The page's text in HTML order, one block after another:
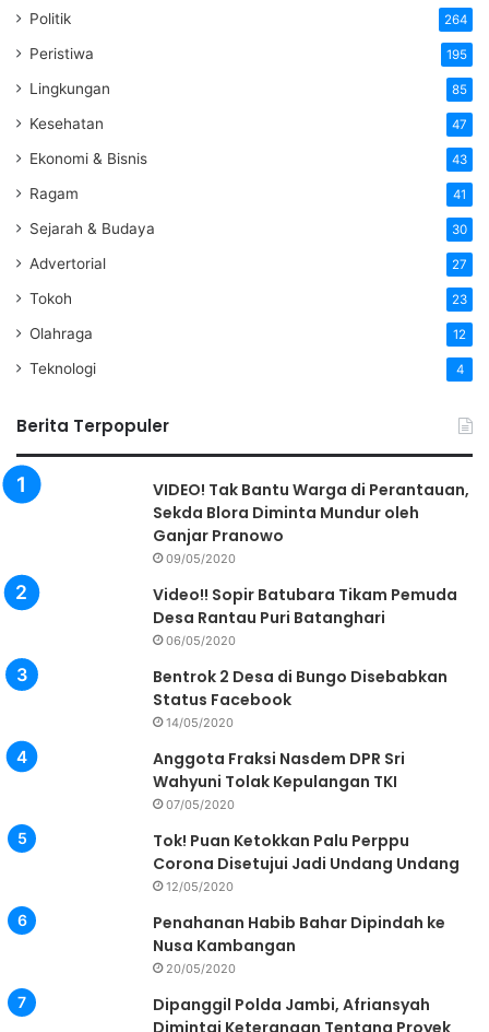
Politik 264
Peristiwa 195
Lingkungan 85
Kesehatan 47
Ekonomi & Bisnis 43
Ragam 41
Sejarah & Budaya 30
Advertorial 27
Tokoh 23
Olahraga 12
Teknologi 4
Berita Terpopuler
VIDEO! Tak Bantu Warga di Perantauan,
Sekda Blora Diminta Mundur oleh
Ganjar Pranowo
09/05/2020
Video!! Sopir Batubara Tikam Pemuda
Desa Rantau Puri Batanghari
06/05/2020
Bentrok 2 Desa di Bungo Disebabkan
Status Facebook
14/05/2020
Anggota Fraksi Nasdem DPR Sri
Wahyuni Tolak Kepulangan TKI
07/05/2020
Tok! Puan Ketokkan Palu Perppu
Corona Disetujui Jadi Undang Undang
12/05/2020
Penahanan Habib Bahar Dipindah ke
Nusa Kambangan
20/05/2020
Dipanggil Polda Jambi, Afriansyah